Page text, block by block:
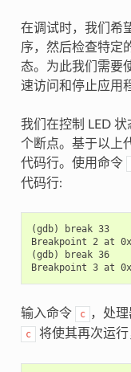
在调试时，我们希
序，然后检查特定
态。为此我们需要
速访问和停止应用
我们在控制 LED
个断点。基于以上
代码行。使用命令
代码行:
(gdb) break 33
Breakpoint 2 at
(gdb) break 36
输入命令 c ，处
c 将使其再次运